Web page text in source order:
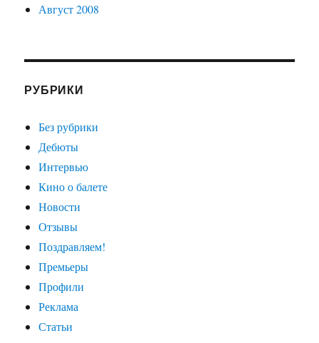
Август 2008
РУБРИКИ
Без рубрики
Дебюты
Интервью
Кино о балете
Новости
Отзывы
Поздравляем!
Премьеры
Профили
Реклама
Статьи